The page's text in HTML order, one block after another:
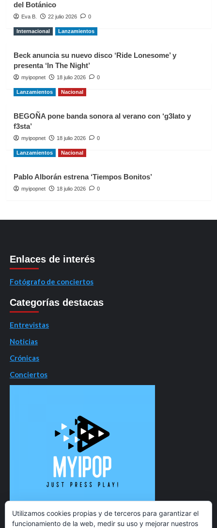
del Botánico
Eva B. 22 julio 2026 0
Internacional Lanzamientos
Beck anuncia su nuevo disco ‘Ride Lonesome’ y
presenta ‘In The Night’
myipopnet 18 julio 2026 0
Lanzamientos Nacional
BEGOÑA pone banda sonora al verano con ‘g3lato y
f3sta’
myipopnet 18 julio 2026 0
Lanzamientos Nacional
Pablo Alborán estrena ‘Tiempos Bonitos’
myipopnet 18 julio 2026 0
Enlaces de interés
Fotógrafo de conciertos
Categorías destacas
Entrevistas
Noticias
Crónicas
Conciertos
Utilizamos cookies propias y de terceros para garantizar el
funcionamiento de la web, medir su uso y mejorar nuestros